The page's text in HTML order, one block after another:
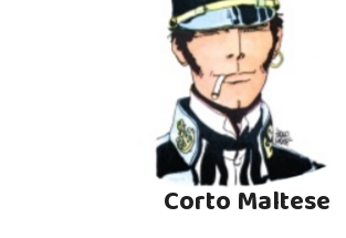
Corto Maltese